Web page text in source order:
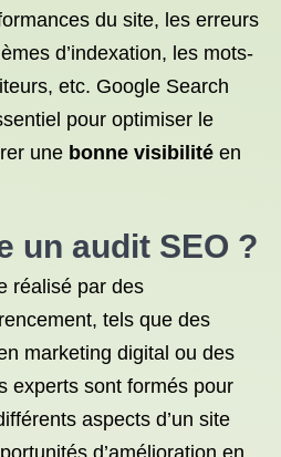
du site, les erreurs
d’indexation, les mots-
etc. Google Search
pour optimiser le
une bonne visibilité en
un audit SEO ?
réalisé par des
tels que des
marketing digital ou des
experts sont formés pour
aspects d’un site
d’amélioration en